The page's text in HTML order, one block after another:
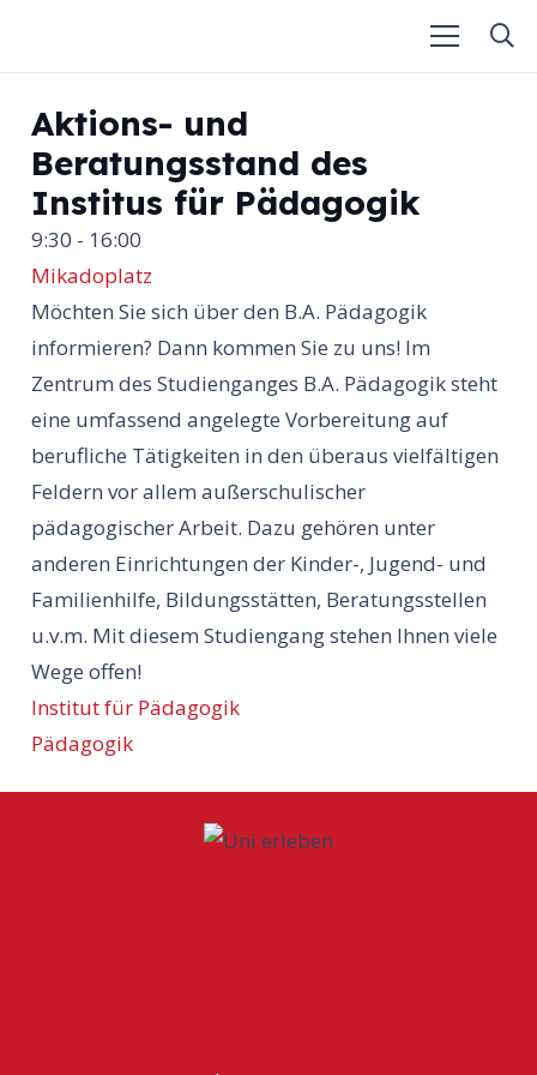
Aktions- und
Beratungsstand des
Institus für Pädagogik
9:30 - 16:00
Mikadoplatz
Möchten Sie sich über den B.A. Pädagogik
informieren? Dann kommen Sie zu uns! Im
Zentrum des Studienganges B.A. Pädagogik steht
eine umfassend angelegte Vorbereitung auf
berufliche Tätigkeiten in den überaus vielfältigen
Feldern vor allem außerschulischer
pädagogischer Arbeit. Dazu gehören unter
anderen Einrichtungen der Kinder-, Jugend- und
Familienhilfe, Bildungsstätten, Beratungsstellen
u.v.m. Mit diesem Studiengang stehen Ihnen viele
Wege offen!
Institut für Pädagogik
Pädagogik